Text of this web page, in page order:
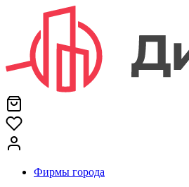
Фирмы города